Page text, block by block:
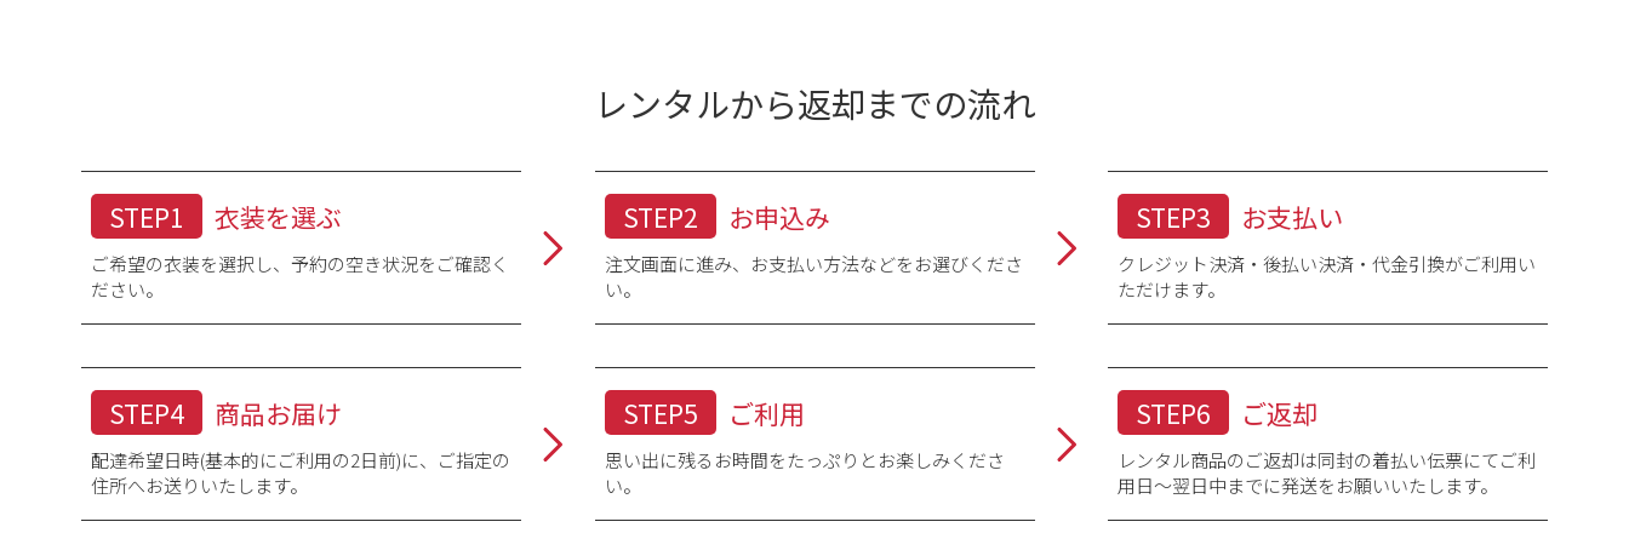
レンタルから返却までの流れ
STEP1 衣装を選ぶ
ご希望の衣装を選択し、予約の空き状況をご確認く
ださい。
STEP2 お申込み
注文画面に進み、お支払い方法などをお選びくださ
い。
STEP3 お支払い
クレジット決済・後払い決済・代金引換がご利用い
ただけます。
STEP4 商品お届け
配達希望日時(基本的にご利用の2日前)に、ご指定の
住所へお送りいたします。
STEP5 ご利用
思い出に残るお時間をたっぷりとお楽しみくださ
い。
STEP6 ご返却
レンタル商品のご返却は同封の着払い伝票にてご利
用日～翌日中までに発送をお願いいたします。